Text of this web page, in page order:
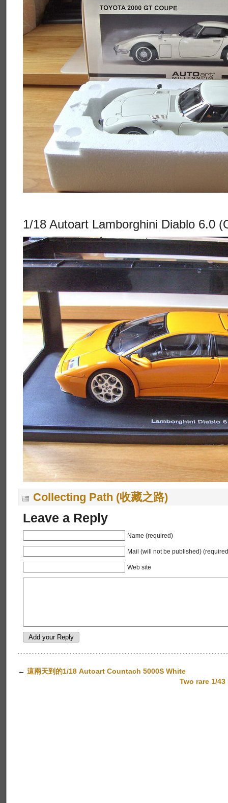
1/18 Autoart Lamborghini Diablo 6.0
Collecting Path (收藏之路)
Leave a Reply
Name (required)
Mail (will not be published)
Web site
← 這兩天到的1/18 Autoart Countach 5000S White
Two rare 1/